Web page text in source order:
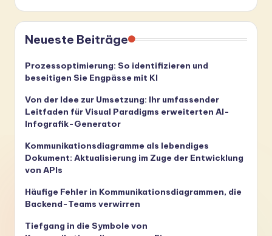
Neueste Beiträge
Prozessoptimierung: So identifizieren und
beseitigen Sie Engpässe mit KI
Von der Idee zur Umsetzung: Ihr umfassender
Leitfaden für Visual Paradigms erweiterten AI-
Infografik-Generator
Kommunikationsdiagramme als lebendiges
Dokument: Aktualisierung im Zuge der Entwicklung
von APIs
Häufige Fehler in Kommunikationsdiagrammen, die
Backend-Teams verwirren
Tiefgang in die Symbole von